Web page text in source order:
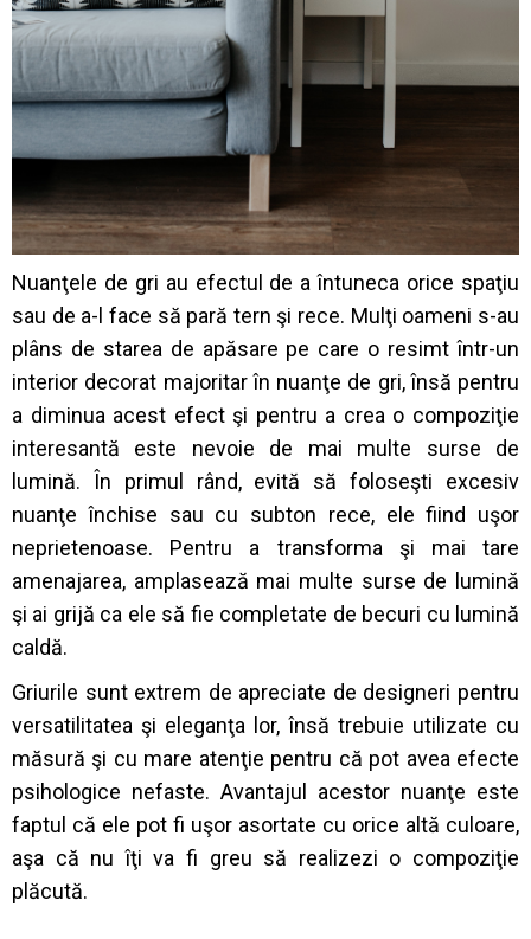
Nuanţele de gri au efectul de a întuneca orice spaţiu
sau de a-l face să pară tern şi rece. Mulţi oameni s-au
plâns de starea de apăsare pe care o resimt într-un
interior decorat majoritar în nuanţe de gri, însă pentru
a diminua acest efect şi pentru a crea o compoziţie
interesantă este nevoie de mai multe surse de
lumină. În primul rând, evită să foloseşti excesiv
nuanţe închise sau cu subton rece, ele fiind uşor
neprietenoase. Pentru a transforma şi mai tare
amenajarea, amplasează mai multe surse de lumină
şi ai grijă ca ele să fie completate de becuri cu lumină
caldă.
Griurile sunt extrem de apreciate de designeri pentru
versatilitatea şi eleganţa lor, însă trebuie utilizate cu
măsură şi cu mare atenţie pentru că pot avea efecte
psihologice nefaste. Avantajul acestor nuanţe este
faptul că ele pot fi uşor asortate cu orice altă culoare,
aşa că nu îţi va fi greu să realizezi o compoziţie
plăcută.